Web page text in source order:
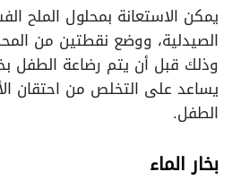
يمكن الاستعانة بمحلول الملح
الصيدلية، ووضع نقطتين من
وذلك قبل أن يتم رضاعة الطفل
يساعد على التخلص من احتقان
الطفل.
بخار الماء